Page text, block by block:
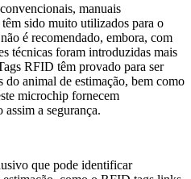
manuais
sido muito utilizados para o
é recomendado, embora, com
técnicas foram introduzidas mais
RFID têm provado para ser
do animal de estimação, bem como
microchip fornecem
a segurança.
que pode identificar